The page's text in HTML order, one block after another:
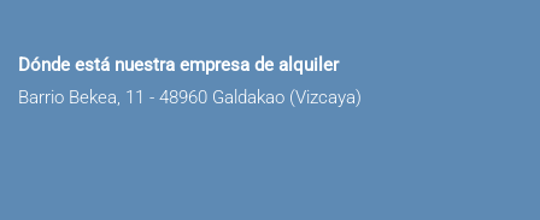
Dónde está nuestra empresa de alquiler
Barrio Bekea, 11 - 48960 Galdakao (Vizcaya)